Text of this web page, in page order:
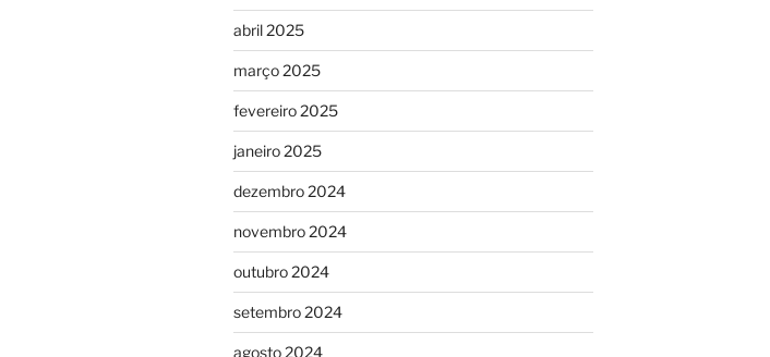
abril 2025
março 2025
fevereiro 2025
janeiro 2025
dezembro 2024
novembro 2024
outubro 2024
setembro 2024
agosto 2024